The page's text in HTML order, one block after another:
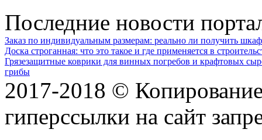
Последние новости
Заказ по индивидуальным размерам: реально ли получить
Доска строганная: что это такое и где применяется в
Грязезащитные коврики для винных погребов и крафтовых
грибы
2017-2018 ©
гиперссылки на сайт